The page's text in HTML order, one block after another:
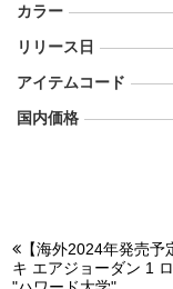
カラー
リリース日
アイテムコード
国内価格
【海外2024年発売予
キ エアジョーダン 1